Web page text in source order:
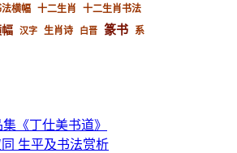
横幅 十二生肖 十二生肖书法
汉字 生肖诗 白晋 篆书 系
《丁仕美书道》
生平及书法赏析